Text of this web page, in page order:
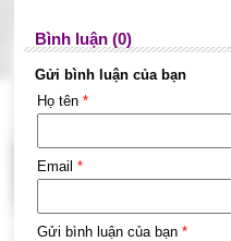
Bình luận (0)
Gửi bình luận của bạn
Họ tên *
Email *
Gửi bình luận của bạn *